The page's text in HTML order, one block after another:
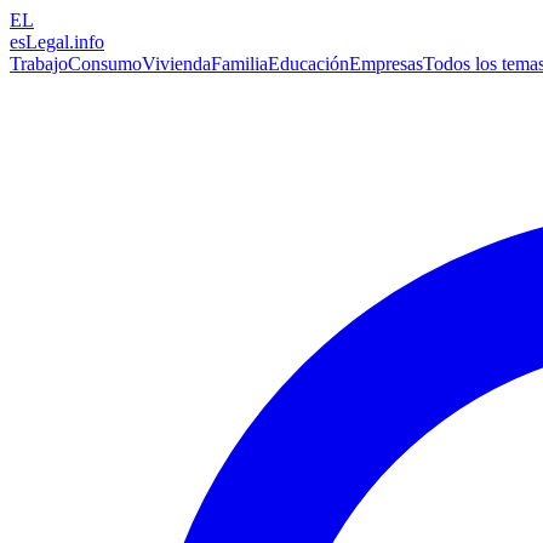
EL
esLegal.info
TrabajoConsumoViviendaFamiliaEducaciónEmpresasTodos los